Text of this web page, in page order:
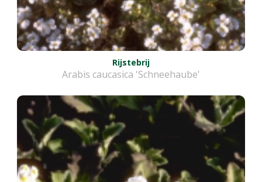
Rijstebrij
Arabis caucasica 'Schneehaube'